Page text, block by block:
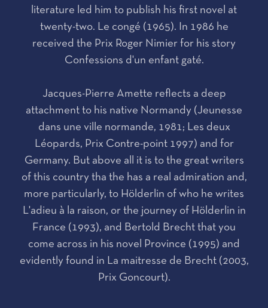
literature led him to publish his first novel at
twenty-two. Le congé (1965). In 1986 he
received the Prix Roger Nimier for his story
Confessions d'un enfant gaté.
Jacques-Pierre Amette reflects a deep
attachment to his native Normandy (Jeunesse
dans une ville normande, 1981; Les deux
Léopards, Prix Contre-point 1997) and for
Germany. But above all it is to the great writers
of this country tha the has a real admiration and,
more particularly, to Hölderlin of who he writes
L'adieu à la raison, or the journey of Hölderlin in
France (1993), and Bertold Brecht that you
come across in his novel Province (1995) and
evidently found in La maitresse de Brecht (2003,
Prix Goncourt).